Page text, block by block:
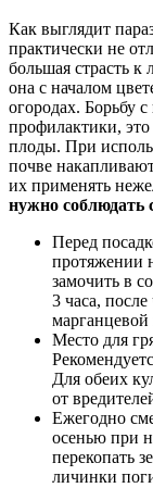
Как выглядит
практически не
большая страсть к
она с началом
огородах. Борьбу
профилактики, это
плоды. При
почве
их применять
нужно соблюдать
Перед
протяжении
замочить в
3 часа,
марганцевой
Место для
Для обеих
от
Ежегодно
осенью при
перекопать
личинки